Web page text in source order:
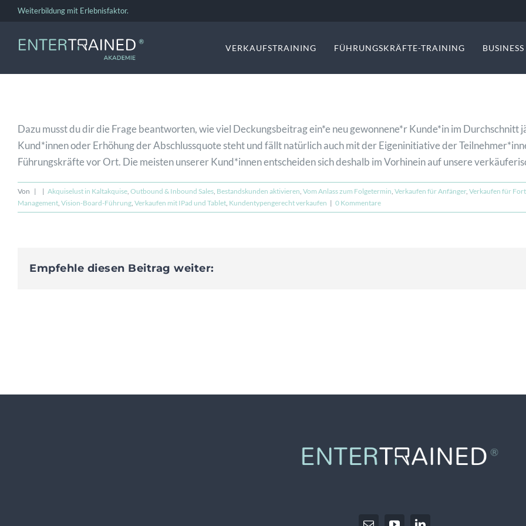
Zum
springen
Weiterbildung mit Erlebnisfaktor.
VERKAUFSTRAINING FÜHRUNGSKRÄFTE-TRAINING
Dazu musst du dir die Frage beantworten, wie viel Deckungsbeitrag ein*e neu gewonnene*r Kunde*in im
Kund*innen oder Erhöhung der Abschlussquote steht und fällt natürlich auch mit der Eigeninitiative der
Führungskräfte vor Ort. Die meisten unserer Kund*innen entscheiden sich deshalb im Vorhinein auf unsere
Von | | Akquiselust in Kaltakquise, Outbound & Inbound Sales, Bestandskunden aktivieren, Vom Anlass zum Folgetermin, Verkaufen für Anfänger, Verkaufen für
Management, Vision-Board-Führung, Verkaufen mit IPad und Tablet, Kundentypengerecht verkaufen | 0 Kommentare
Empfehle diesen Beitrag weiter: